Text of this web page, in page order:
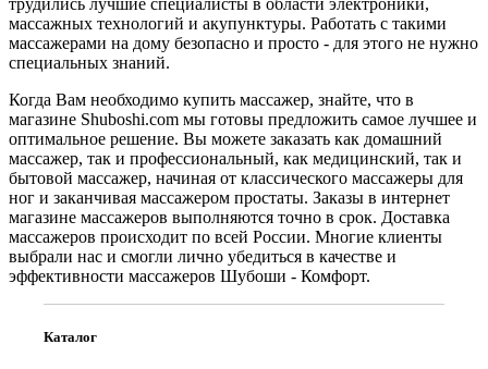
трудились лучшие специалисты в области электроники,
массажных технологий и акупунктуры. Работать с такими
массажерами на дому безопасно и просто - для этого не нужно
специальных знаний.
Когда Вам необходимо купить массажер, знайте, что в
магазине Shuboshi.com мы готовы предложить самое лучшее и
оптимальное решение. Вы можете заказать как домашний
массажер, так и профессиональный, как медицинский, так и
бытовой массажер, начиная от классического массажеры для
ног и заканчивая массажером простаты. Заказы в интернет
магазине массажеров выполняются точно в срок. Доставка
массажеров происходит по всей России. Многие клиенты
выбрали нас и смогли лично убедиться в качестве и
эффективности массажеров Шубоши - Комфорт.
Каталог